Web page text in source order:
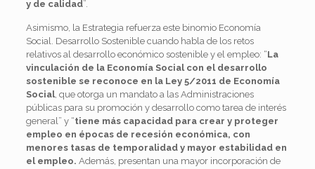
y de calidad”.
Asimismo, la Estrategia refuerza este binomio Economía
Social. Desarrollo Sostenible cuando habla de los retos
relativos al desarrollo económico sostenible y el empleo: “La
vinculación de la Economía Social con el desarrollo
sostenible se reconoce en la Ley 5/2011 de Economía
Social, que otorga un mandato a las Administraciones
públicas para su promoción y desarrollo como tarea de interés
general” y “tiene más capacidad para crear y proteger
empleo en épocas de recesión económica, con
menores tasas de temporalidad y mayor estabilidad en
el empleo. Además, presentan una mayor incorporación de